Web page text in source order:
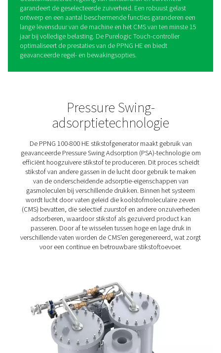
PPNG 100-800 HE PSA
stikstofgeneratoren
De PPNG 100-800 HE is de premium stikstofgenerator
Pneumatech voor toepassingen met hoge flow, zoals
lasersnijden, gemodificeerde atmosfeerverpakking,
van lithium-ionbatterijen, koffieverpakking en
biedt de beste betrouwbaarheid, efficiëntie en
zuiverheid in zijn klasse, zelfs als hij buiten wordt
Deze gedurfde voordelen worden ondersteund door
functies. De innovatieve PSA-cyclus en het
van de PPNG HE houden de energiekosten en emissies
unieke Variable Flow Saver-algoritme levert tot 40%
energiebesparing bij lagere belasting.
garandeert de geselecteerde zuiverheid. Een robuust
ontwerp en een aantal beschermende functies
lange levensduur van de machine en het CMS van ten
jaar bij volledige belasting. De Purelogic Touch-
optimaliseert de prestaties van de
PPNG HE en biedt
geavanceerde regel- en bewakingsopties.